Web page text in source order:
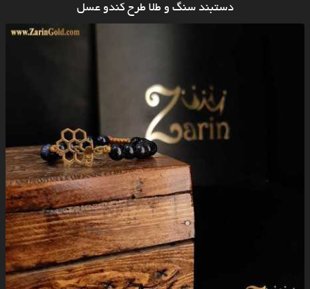
دستبند سنگ و طلا طرح کندو عسل